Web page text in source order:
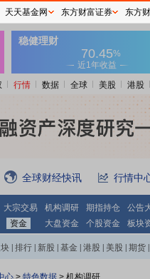
行情 数据 全球 美股 港股
全球财经快讯 行情中
大宗交易 机构调研 期指持仓
公告
资金 大盘资金 个股资金 板块
排行 新股 基金 港股 美股 期货
心 > 特色数据 > 机构调研
天天基金网 东方财富证券 东方